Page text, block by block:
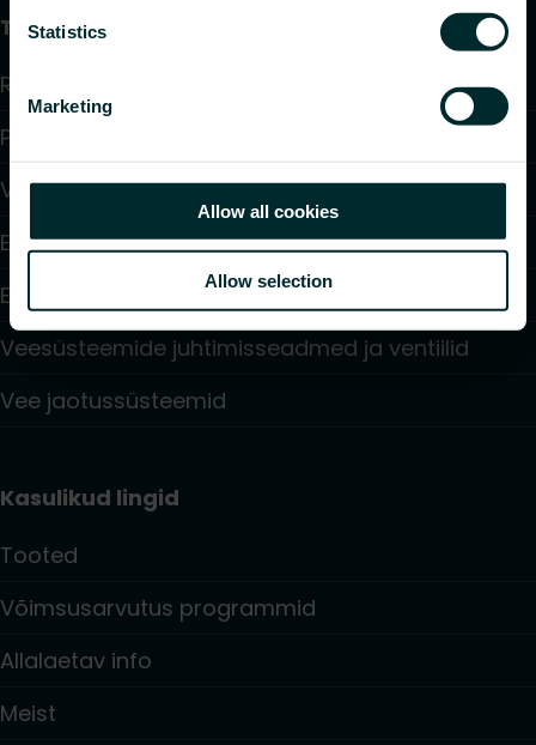
Statistics
Marketing
Allow all cookies
Allow selection
Tooted
Radiaatorid ja vannitoaradiaatorid
Põrandaküte ja jahutus
Ventilaatoriga konvektorid
Elektriküte
Elektroonilised juhtimisseadmed
Veesüsteemide juhtimisseadmed ja ventiilid
Vee jaotussüsteemid
Kasulikud lingid
Tooted
Võimsusarvutus programmid
Allalaetav info
Meist